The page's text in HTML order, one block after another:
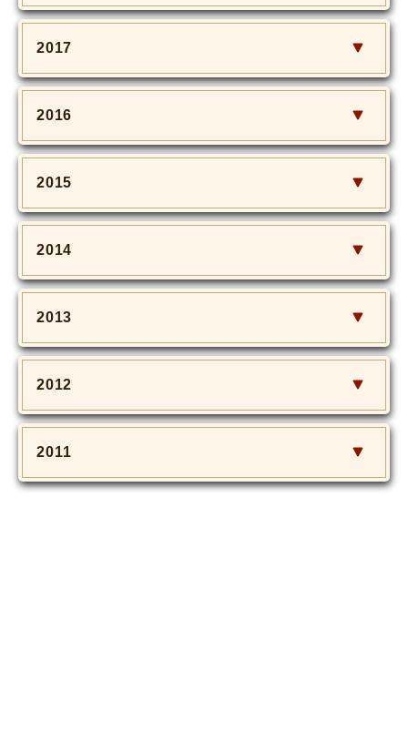
2017
2016
2015
2014
2013
2012
2011